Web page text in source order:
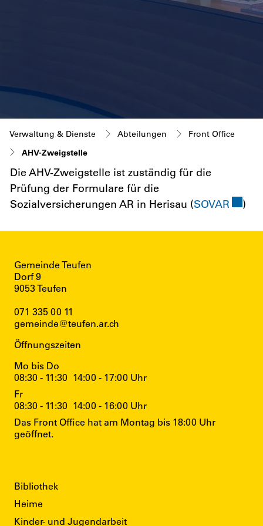
Verwaltung & Dienste Abteilungen Front Office
AHV-Zweigstelle(ausgewählt)
Die AHV-Zweigstelle ist zuständig für die
Prüfung der Formulare für die
Sozialversicherungen AR in Herisau (SOVAR )
Gemeinde Teufen
Dorf 9
9053 Teufen
071 335 00 11
gemeinde@teufen.ar.ch
Öffnungszeiten
Mo bis Do
08:30 - 11:30 14:00 - 17:00 Uhr
Fr
08:30 - 11:30 14:00 - 16:00 Uhr
Das Front Office hat am Montag bis 18:00 Uhr
geöffnet.
Direktzugriffe
Bibliothek
Heime
Kinder- und Jugendarbeit